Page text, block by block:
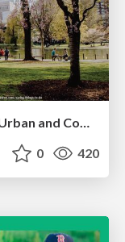
Stewardship and Sustainability of Urban and Community Forests
0 420